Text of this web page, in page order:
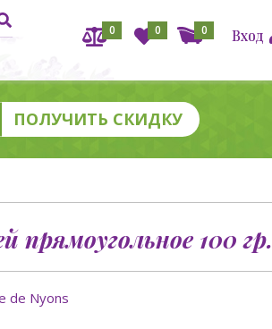
Вход
0
0
0
прямоугольное 100 гр.
de Nyons